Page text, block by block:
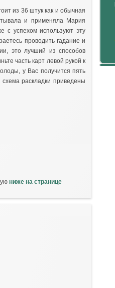
из 36 штук как и обычная
и применяла Мария
с успехом используют эту
проводить гадание и
это лучший из способов
часть карт левой рукой к
у Вас получится пять
раскладки приведены
ниже на странице